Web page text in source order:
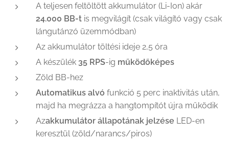
A teljesen feltöltött akkumulátor (Li-Ion) akár
24.000 BB-t is megvilágít (csak világító vagy csak
lángutánzó üzemmódban)
Az akkumulátor töltési ideje 2,5 óra
A készülék 35 RPS-ig működőképes
Zöld BB-hez
Automatikus alvó funkció 5 perc inaktivitás után,
majd ha megrázza a hangtompítót újra működik
Azakkumulátor állapotának jelzése LED-en
keresztül (zöld/narancs/piros)